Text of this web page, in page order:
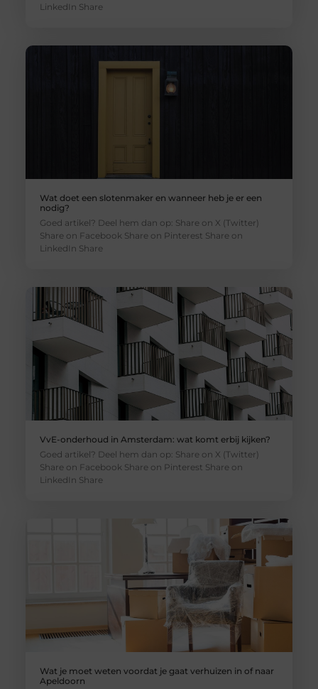
LinkedIn Share
Wat doet een slotenmaker en wanneer heb je er een
nodig?
Goed artikel? Deel hem dan op: Share on X (Twitter)
Share on Facebook Share on Pinterest Share on
LinkedIn Share
VvE-onderhoud in Amsterdam: wat komt erbij kijken?
Goed artikel? Deel hem dan op: Share on X (Twitter)
Share on Facebook Share on Pinterest Share on
LinkedIn Share
Wat je moet weten voordat je gaat verhuizen in of naar
Apeldoorn